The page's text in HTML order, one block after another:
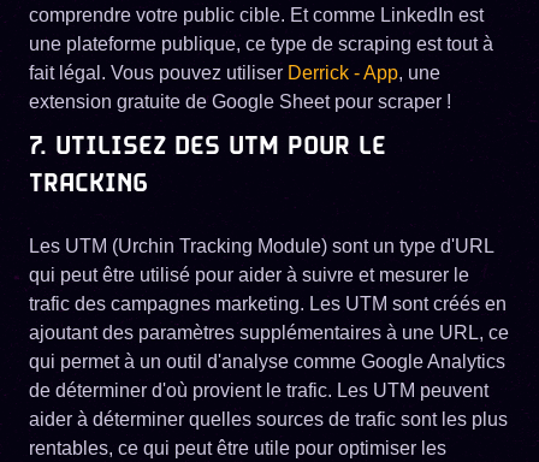
comprendre votre public cible. Et comme LinkedIn est
une plateforme publique, ce type de scraping est tout à
fait légal. Vous pouvez utiliser Derrick - App, une
extension gratuite de Google Sheet pour scraper !
7. UTILISEZ DES UTM POUR LE
TRACKING
Les UTM (Urchin Tracking Module) sont un type d'URL
qui peut être utilisé pour aider à suivre et mesurer le
trafic des campagnes marketing. Les UTM sont créés en
ajoutant des paramètres supplémentaires à une URL, ce
qui permet à un outil d'analyse comme Google Analytics
de déterminer d'où provient le trafic. Les UTM peuvent
aider à déterminer quelles sources de trafic sont les plus
rentables, ce qui peut être utile pour optimiser les